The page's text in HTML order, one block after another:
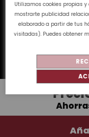
Utilizamos cookies propias
mostrarte publicidad
elaborado a partir de tus
visitadas). Puedes obtener
Calidad y